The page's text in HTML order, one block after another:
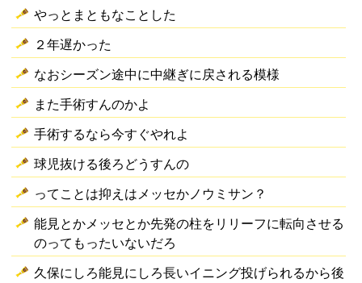
やっとまともなことした
２年遅かった
なおシーズン途中に中継ぎに戻される模様
また手術すんのかよ
手術するなら今すぐやれよ
球児抜ける後ろどうすんの
ってことは抑えはメッセかノウミサン？
能見とかメッセとか先発の柱をリリーフに転向させる
のってもったいないだろ
久保にしろ能見にしろ長いイニング投げられるから後